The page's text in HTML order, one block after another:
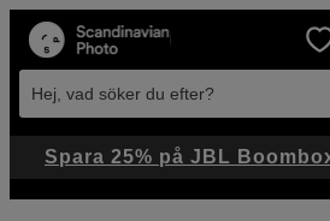
Hej, vad söker du efter?
Spara 25% på JBL